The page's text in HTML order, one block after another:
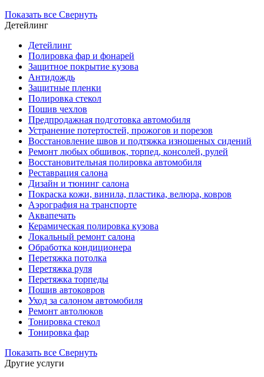
Показать все Свернуть
Детейлинг
Детейлинг
Полировка фар и фонарей
Защитное покрытие кузова
Антидождь
Защитные пленки
Полировка стекол
Пошив чехлов
Предпродажная подготовка автомобиля
Устранение потертостей, прожогов и порезов
Восстановление швов и подтяжка изношеных сидений
Ремонт любых обшивок, торпед, консолей, рулей
Восстановительная полировка автомобиля
Реставрация салона
Дизайн и тюнинг салона
Покраска кожи, винила, пластика, велюра, ковров
Аэрография на транспорте
Аквапечать
Керамическая полировка кузова
Локальный ремонт салона
Обработка кондиционера
Перетяжка потолка
Перетяжка руля
Перетяжка торпеды
Пошив автоковров
Уход за салоном автомобиля
Ремонт автолюков
Тонировка стекол
Тонировка фар
Показать все Свернуть
Другие услуги